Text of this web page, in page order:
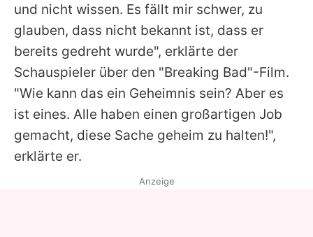
und nicht wissen. Es fällt mir schwer, zu
glauben, dass nicht bekannt ist, dass er
bereits gedreht wurde", erklärte der
Schauspieler über den "Breaking Bad"-Film.
"Wie kann das ein Geheimnis sein? Aber es
ist eines. Alle haben einen großartigen Job
gemacht, diese Sache geheim zu halten!",
erklärte er.
Anzeige